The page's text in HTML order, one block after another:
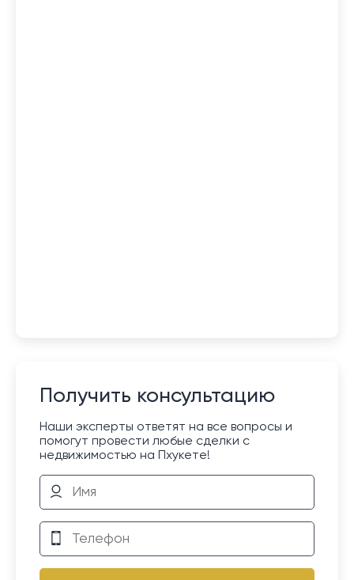
Получить консультацию
Наши эксперты ответят на все вопросы и
помогут провести любые сделки с
недвижимостью на Пхукете!